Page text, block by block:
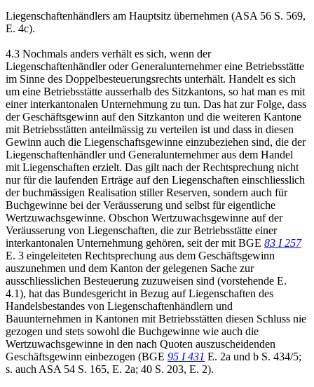
Liegenschaftenhändlers am Hauptsitz übernehmen (ASA 56 S. 569,
E. 4c).
4.3 Nochmals anders verhält es sich, wenn der
Liegenschaftenhändler oder Generalunternehmer eine Betriebsstätte
im Sinne des Doppelbesteuerungsrechts unterhält. Handelt es sich
um eine Betriebsstätte ausserhalb des Sitzkantons, so hat man es mit
einer interkantonalen Unternehmung zu tun. Das hat zur Folge, dass
der Geschäftsgewinn auf den Sitzkanton und die weiteren Kantone
mit Betriebsstätten anteilmässig zu verteilen ist und dass in diesen
Gewinn auch die Liegenschaftsgewinne einzubeziehen sind, die der
Liegenschaftenhändler und Generalunternehmer aus dem Handel
mit Liegenschaften erzielt. Das gilt nach der Rechtsprechung nicht
nur für die laufenden Erträge auf den Liegenschaften einschliesslich
der buchmässigen Realisation stiller Reserven, sondern auch für
Buchgewinne bei der Veräusserung und selbst für eigentliche
Wertzuwachsgewinne. Obschon Wertzuwachsgewinne auf der
Veräusserung von Liegenschaften, die zur Betriebsstätte einer
interkantonalen Unternehmung gehören, seit der mit BGE 83 I 257
E. 3 eingeleiteten Rechtsprechung aus dem Geschäftsgewinn
auszunehmen und dem Kanton der gelegenen Sache zur
ausschliesslichen Besteuerung zuzuweisen sind (vorstehende E.
4.1), hat das Bundesgericht in Bezug auf Liegenschaften des
Handelsbestandes von Liegenschaftenhändlern und
Bauunternehmen in Kantonen mit Betriebsstätten diesen Schluss nie
gezogen und stets sowohl die Buchgewinne wie auch die
Wertzuwachsgewinne in den nach Quoten auszuscheidenden
Geschäftsgewinn einbezogen (BGE 95 I 431 E. 2a und b S. 434/5;
s. auch ASA 54 S. 165, E. 2a; 40 S. 203, E. 2).